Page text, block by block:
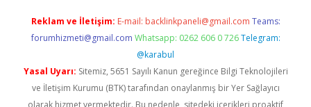
Reklam ve İletişim: E-mail: backlinkpaneli@gmail.com Teams:
forumhizmeti@gmail.com Whatsapp: 0262 606 0 726 Telegram:
@karabul
Yasal Uyarı: Sitemiz, 5651 Sayılı Kanun gereğince Bilgi Teknolojileri
ve İletişim Kurumu (BTK) tarafından onaylanmış bir Yer Sağlayıcı
olarak hizmet vermektedir. Bu nedenle, sitedeki içerikleri proaktif